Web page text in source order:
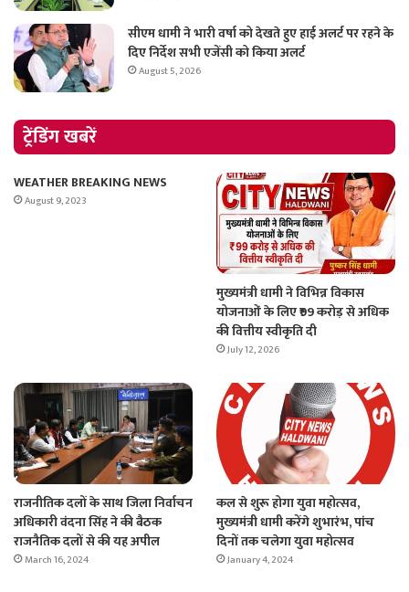
सीएम धामी ने भारी वर्षा को देखते हुए हाई अलर्ट पर रहने के
दिए निर्देश सभी एजेंसी को किया अलर्ट
August 5, 2026
ट्रेंडिंग खबरें
WEATHER BREAKING NEWS
August 9, 2023
मुख्यमंत्री धामी ने विभिन्न विकास
योजनाओं के लिए ₹99 करोड़ से अधिक
की वित्तीय स्वीकृति दी
July 12, 2026
राजनीतिक दलों के साथ जिला निर्वाचन
अधिकारी वंदना सिंह ने की बैठक
राजनैतिक दलों से की यह अपील
March 16, 2024
कल से शुरू होगा युवा महोत्सव,
मुख्यमंत्री धामी करेंगे शुभारंभ, पांच
दिनों तक चलेगा युवा महोत्सव
January 4, 2024